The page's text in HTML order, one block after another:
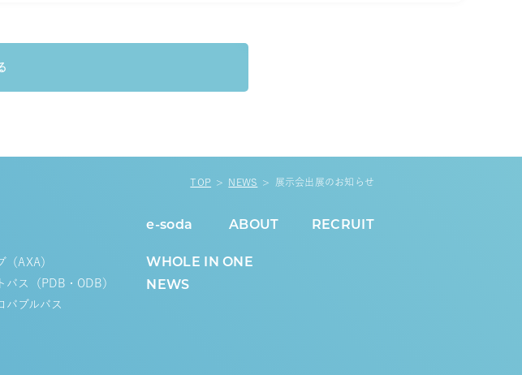
TOP NEWS 展示会出展のお知らせ
（AXA）
バス（PDB・ODB）
バブルバス
e-soda
WHOLE IN ONE
NEWS
ABOUT RECRUIT